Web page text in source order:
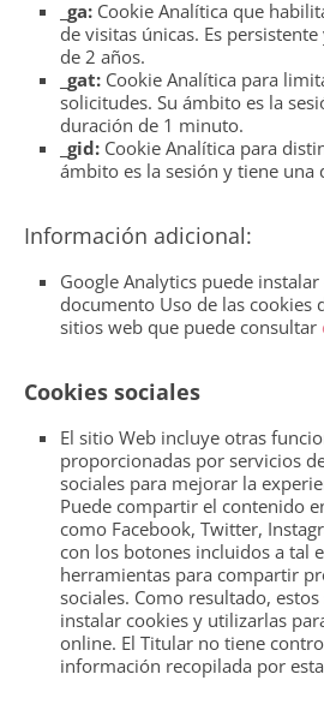
_ga:Cookie Analítica que
de visitas únicas. Es
de 2 años.
_gat:Cookie Analítica para
solicitudes. Su ámbito es la
duración de 1 minuto.
_gid:Cookie Analítica para
ámbito es la sesión y tiene una
Información adicional:
Google Analytics puede
documento Uso de las cookies
sitios web que puede consultar
Cookies sociales
El sitio Web incluye otras
proporcionadas por servicios
sociales para mejorar la
Puede compartir el contenido
como Facebook, Twitter,
con los botones incluidos a tal
herramientas para compartir
sociales. Como resultado,
instalar cookies y utilizarlas
online. El Titular no tiene
información recopilada por